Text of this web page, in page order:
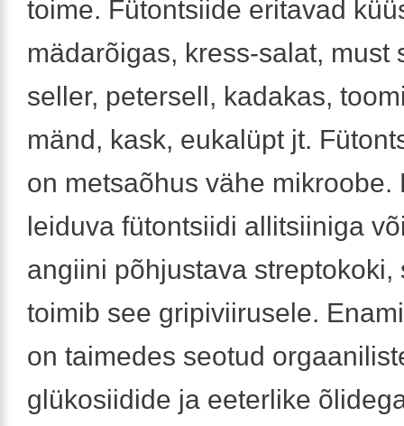
toime. Fütontsiide eritavad
mädarõigas, kress-salat, must
seller, petersell, kadakas,
mänd, kask, eukalüpt jt.
on metsaõhus vähe mikroobe.
leiduva fütontsiidi allitsiiniga
angiini põhjustava streptokoki,
toimib see gripiviirusele.
on taimedes seotud
glükosiidide ja eeterlike